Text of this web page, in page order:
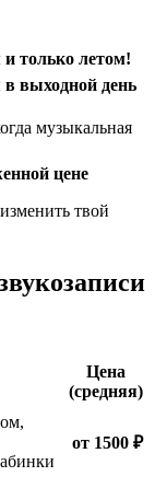
только летом!
в выходной день
музыкальная
цене
твой
Цена
(средняя)
от 1500 ₽